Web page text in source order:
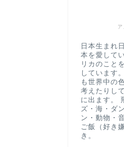
日本生まれ
本を愛して
リカのこと
しています
も世界中の
考えたりし
に出ます。
ズ・海・ダ
ン・動物・
ご飯（好き
き。